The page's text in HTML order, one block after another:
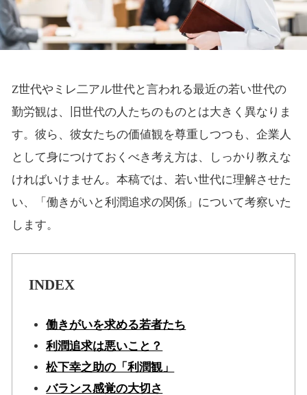
Z世代やミレ二アル世代と言われる最近の若い世代の
勤労観は、旧世代の人たちのものとは大きく異なりま
す。彼ら、彼女たちの価値観を尊重しつつも、企業人
として身につけておくべき考え方は、しっかり教えな
ければいけません。本稿では、若い世代に理解させた
い、「働きがいと利潤追求の関係」について考察いた
します。
INDEX
働きがいを求める若者たち
利潤追求は悪いこと？
松下幸之助の「利潤観」
バランス感覚の大切さ